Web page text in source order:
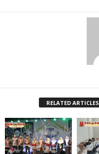
RELATED ARTICLES